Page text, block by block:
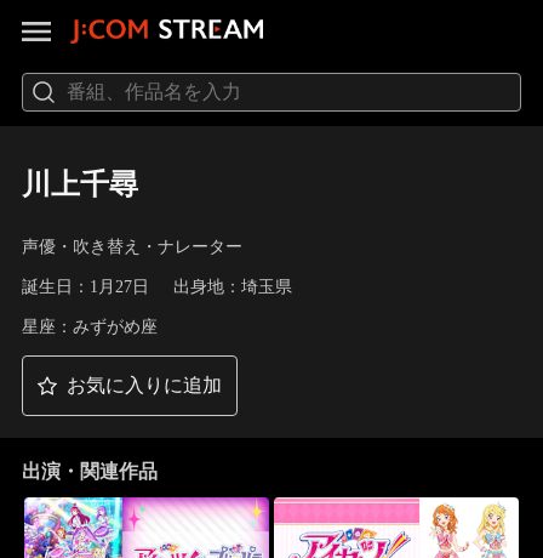
川上千尋
声優・吹き替え・ナレーター
誕生日：1月27日 出身地：埼玉県
星座：みずがめ座
お気に入りに追加
出演・関連作品